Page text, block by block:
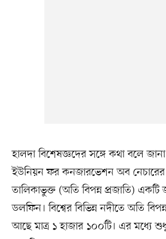
হালদা বিশেষজ্ঞদের সঙ্গে কথা বলে
ইউনিয়ন ফর কনজারভেশন অব
তালিকাভুক্ত (অতি বিপন্ন প্রজাতি)
ডলফিন। বিশ্বের বিভিন্ন নদীতে অতি
আছে মাত্র ১ হাজার ১০০টি। এর মধ্যে